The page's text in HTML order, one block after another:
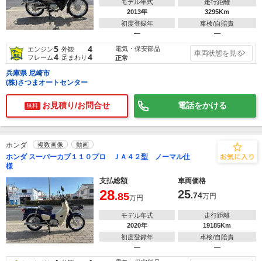
モデル年式
2013年
走行距離
3295Km
初度登録年
―
車検/自賠責
―
エンジン5 外観 4
フレーム4 足まわり 4
電気・保安部品
正常
車両状態を見る
兵庫県 尼崎市
(株)さつまオートセンター
無料 お見積り/お問合せ 電話をかける
ホンダ 複数画像 動画
ホンダ スーパーカブ１１０プロ ＪＡ４２型 ノーマル仕
様
支払総額
車両価格
28.85万円 25.74万円
モデル年式
2020年
走行距離
19185Km
初度登録年
―
車検/自賠責
―